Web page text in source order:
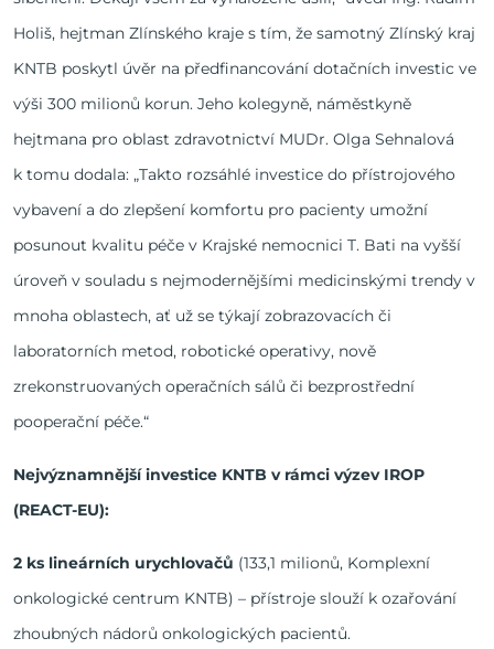
Holiš, hejtman Zlínského kraje s tím, že samotný Zlínský kraj
KNTB poskytl úvěr na předfinancování dotačních investic ve
výši 300 milionů korun. Jeho kolegyně, náměstkyně
hejtmana pro oblast zdravotnictví MUDr. Olga Sehnalová
k tomu dodala: „Takto rozsáhlé investice do přístrojového
vybavení a do zlepšení komfortu pro pacienty umožní
posunout kvalitu péče v Krajské nemocnici T. Bati na vyšší
úroveň v souladu s nejmodernějšími medicinskými trendy v
mnoha oblastech, ať už se týkají zobrazovacích či
laboratorních metod, robotické operativy, nově
zrekonstruovaných operačních sálů či bezprostřední
pooperační péče.“
Nejvýznamnější investice KNTB v rámci výzev IROP
(REACT-EU):
2 ks lineárních urychlovačů (133,1 milionů, Komplexní
onkologické centrum KNTB) – přístroje slouží k ozařování
zhoubných nádorů onkologických pacientů.